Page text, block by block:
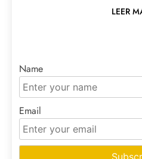
LEER
Name
Email